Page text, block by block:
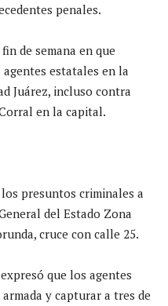
penales.
de semana en que
estatales en la
Juárez, incluso contra
en la capital.
presuntos criminales a
del Estado Zona
cruce con calle 25.
que los agentes
y capturar a tres de